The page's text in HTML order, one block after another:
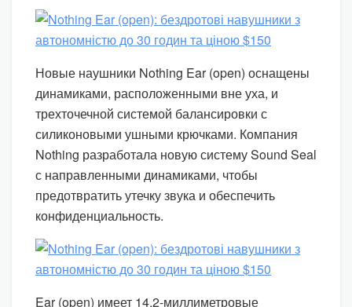
Новые наушники Nothing Ear (open) оснащены
динамиками, расположенными вне уха, и
трехточечной системой балансировки с
силиконовыми ушными крючками. Компания
Nothing разработала новую систему Sound Seal
с направленными динамиками, чтобы
предотвратить утечку звука и обеспечить
конфиденциальность.
Ear (open) имеет 14,2-миллиметровые